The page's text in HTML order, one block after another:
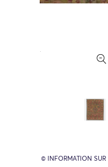
© INFORMATION SUR